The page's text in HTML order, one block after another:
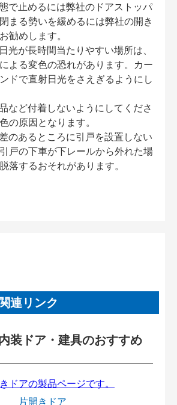
で止めるには弊社のドアストッパ
まる勢いを緩めるには弊社の開き
勧めします。
光が長時間当たりやすい場所は、
よる変色の恐れがあります。カー
ドで直射日光をさえぎるようにし
など付着しないようにしてくださ
の原因となります。
のあるところに引戸を設置しない
戸の下車が下レールから外れた場
落するおそれがあります。
連リンク
装ドア・建具のおすすめ
片開きドア